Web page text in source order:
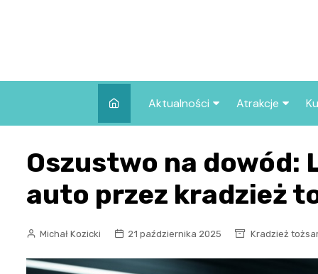
Aktualności
Wszystkie wpisy
Atrakcje
we Wrocławiu
Co warto
Wrocławiu?
Oszustwo na dowód:
auto przez kradzież
Michał Kozicki 21 października 2025 Kradzież